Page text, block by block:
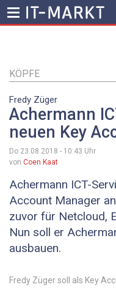
Inhalt
KÖPFE
Fredy Züger
Achermann
neuen Key
Do 23.08.2018 - 10:43 Uhr
von Coen Kaat
Achermann ICT-
Account Manager
zuvor für Netcloud,
Nun soll er
ausbauen.
Fredy Züger soll als Key